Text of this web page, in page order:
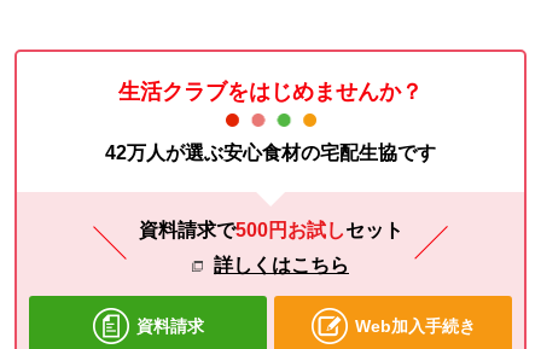
生活クラブをはじめませんか？
42万人が選ぶ安心食材の宅配生協です
資料請求で500円お試しセット
詳しくはこちら
資料請求 Web加入手続き